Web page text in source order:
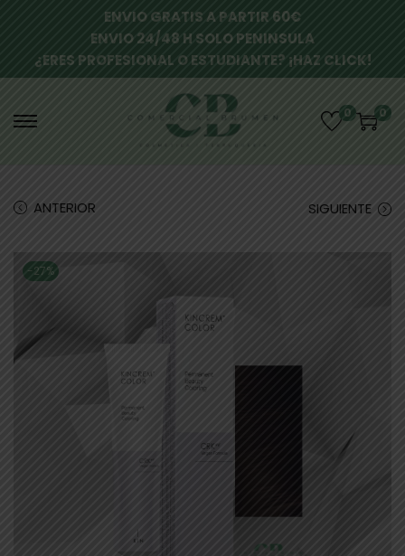
ENVIO GRATIS A PARTIR 60€
ENVIO 24/48 H SOLO PENINSULA
¿ERES PROFESIONAL O ESTUDIANTE? ¡HAZ CLICK!
0 0
ANTERIOR SIGUIENTE
-27%